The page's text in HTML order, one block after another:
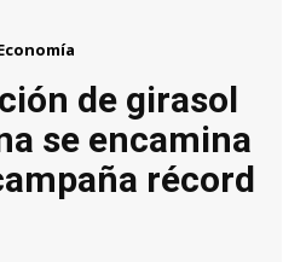
de girasol
se encamina
récord